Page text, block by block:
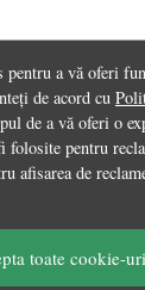
pentru a vă oferi
de acord cu
de a vă oferi o
folosite pentru
afisarea de
toate cookie-